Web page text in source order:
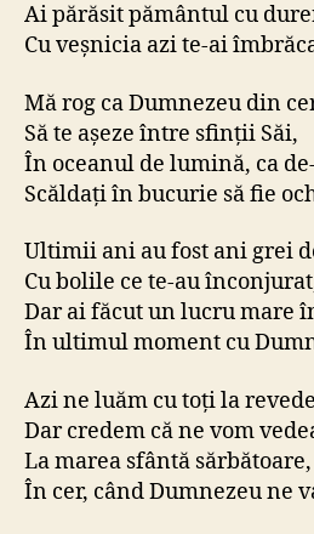
Ai părăsit pământul cu
Cu veșnicia azi te-ai
Mă rog ca Dumnezeu din
Să te așeze între sfinții Săi,
În oceanul de lumină, ca
Scăldați în bucurie să fie
Ultimii ani au fost ani grei
Cu bolile ce te-au
Dar ai făcut un lucru mare
În ultimul moment cu
Azi ne luăm cu toți la
Dar credem că ne vom
La marea sfântă sărbătoare,
În cer, când Dumnezeu ne